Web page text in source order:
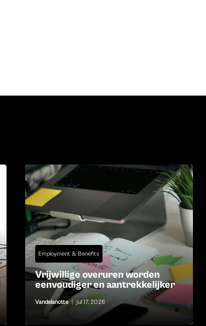
Employment & Benefits
Vrijwillige overuren worden
eenvoudiger en aantrekkelijker
Vandelanotte | jul 17, 2026